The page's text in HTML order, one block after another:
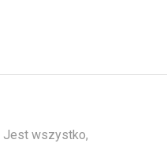
Jest wszystko,